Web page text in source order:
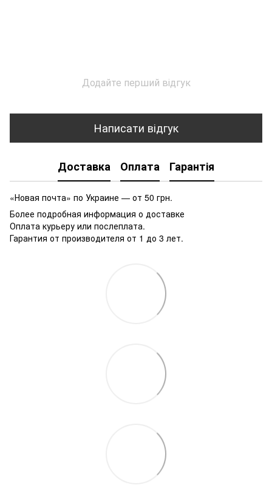
Додайте перший відгук
Написати відгук
Доставка Оплата Гарантія
«Новая почта» по Украине — от 50 грн.
Более подробная информация о доставке
Оплата курьеру или послеплата.
Гарантия от производителя от 1 до 3 лет.